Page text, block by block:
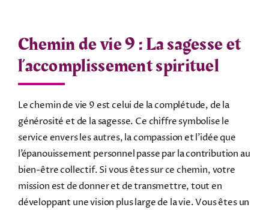
Tests & jeux
Blog
Chemin de vie 9 : La sagesse et
l’accomplissement spirituel
Le chemin de vie 9 est celui de la complétude, de la
générosité et de la sagesse. Ce chiffre symbolise le
service envers les autres, la compassion et l’idée que
l’épanouissement personnel passe par la contribution au
bien-être collectif. Si vous êtes sur ce chemin, votre
mission est de donner et de transmettre, tout en
développant une vision plus large de la vie. Vous êtes un